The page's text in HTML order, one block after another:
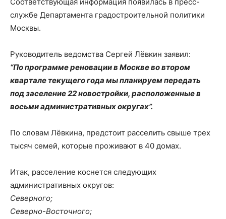
службе Департамента градостроительной политики
Москвы.
Руководитель ведомства Сергей Лёвкин заявил:
“По программе реновации в Москве во втором
квартале текущего года мы планируем передать
под заселение 22 новостройки, расположенные в
восьми административных округах”.
По словам Лёвкина, предстоит расселить свыше трех
тысяч семей, которые проживают в 40 домах.
Итак, расселение коснется следующих
административных округов:
Северного;
Северно-Восточного;